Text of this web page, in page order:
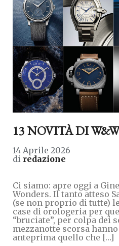
13 NOVITÀ DI
14 Aprile 2026
di redazione
Ci siamo: apre oggi a
Wonders. Il tanto atteso
(se non proprio di tutte)
case di orologeria per
“bruciate”, per colpa dei
mezzanotte scorsa
anteprima quello che […]